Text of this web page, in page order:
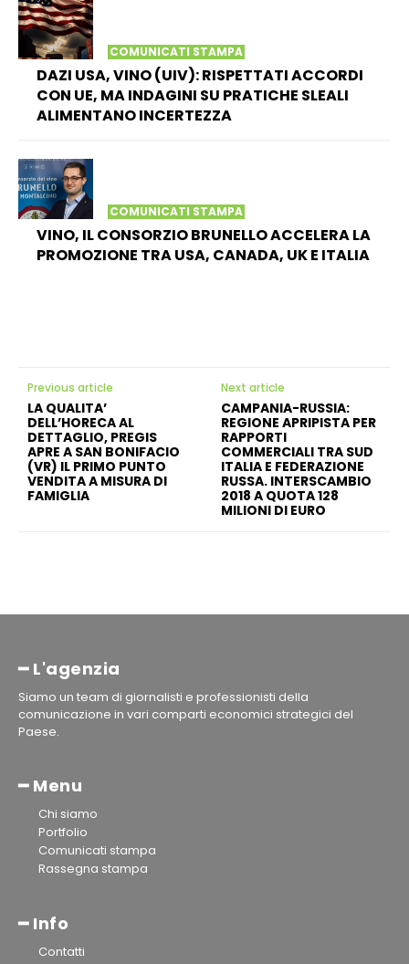
COMUNICATI STAMPA
DAZI USA, VINO (UIV): RISPETTATI ACCORDI
CON UE, MA INDAGINI SU PRATICHE SLEALI
ALIMENTANO INCERTEZZA
COMUNICATI STAMPA
VINO, IL CONSORZIO BRUNELLO ACCELERA LA
PROMOZIONE TRA USA, CANADA, UK E ITALIA
Previous article
LA QUALITA’
DELL’HORECA AL
DETTAGLIO, PREGIS
APRE A SAN BONIFACIO
(VR) IL PRIMO PUNTO
VENDITA A MISURA DI
FAMIGLIA
Next article
CAMPANIA-RUSSIA:
REGIONE APRIPISTA PER
RAPPORTI
COMMERCIALI TRA SUD
ITALIA E FEDERAZIONE
RUSSA. INTERSCAMBIO
2018 A QUOTA 128
MILIONI DI EURO
━ L'agenzia
Siamo un team di giornalisti e professionisti della
comunicazione in vari comparti economici strategici del
Paese.
━ Menu
Chi siamo
Portfolio
Comunicati stampa
Rassegna stampa
━ Info
Contatti